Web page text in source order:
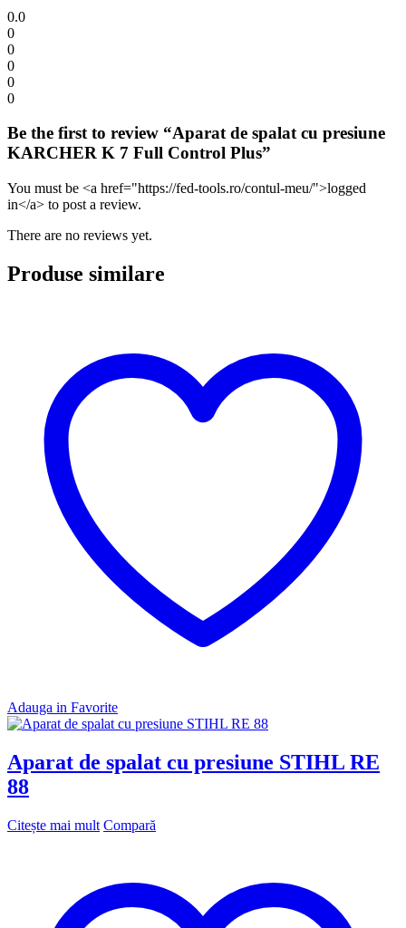
0.0
0
0
0
0
0
Be the first to review “Aparat de spalat cu presiune
KARCHER K 7 Full Control Plus”
You must be <a href="https://fed-tools.ro/contul-meu/">logged
in</a> to post a review.
There are no reviews yet.
Produse similare
Adauga in Favorite
Aparat de spalat cu presiune STIHL RE
88
Citește mai mult Compară